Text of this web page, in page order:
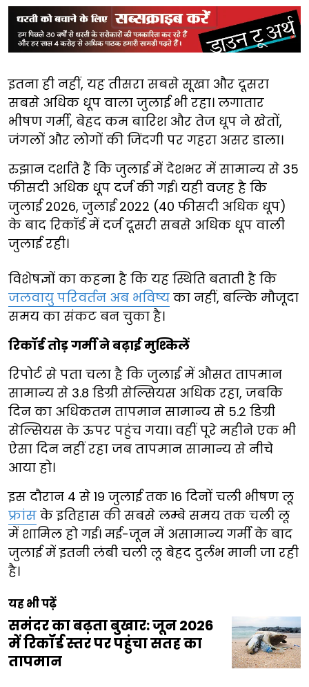
इतना ही नहीं, यह तीसरा सबसे सूखा और दूसरा
सबसे अधिक धूप वाला जुलाई भी रहा। लगातार
भीषण गर्मी, बेहद कम बारिश और तेज धूप ने खेतों,
जंगलों और लोगों की जिंदगी पर गहरा असर डाला।
रुझान दर्शाते हैं कि जुलाई में देशभर में सामान्य से 35
फीसदी अधिक धूप दर्ज की गई। यही वजह है कि
जुलाई 2026, जुलाई 2022 (40 फीसदी अधिक धूप)
के बाद रिकॉर्ड में दर्ज दूसरी सबसे अधिक धूप वाली
जुलाई रही।
विशेषज्ञों का कहना है कि यह स्थिति बताती है कि
जलवायु परिवर्तन अब भविष्य का नहीं, बल्कि मौजूदा
समय का संकट बन चुका है।
रिकॉर्ड तोड़ गर्मी ने बढ़ाई मुश्किलें
रिपोर्ट से पता चला है कि जुलाई में औसत तापमान
सामान्य से 3.8 डिग्री सेल्सियस अधिक रहा, जबकि
दिन का अधिकतम तापमान सामान्य से 5.2 डिग्री
सेल्सियस के ऊपर पहुंच गया। वहीं पूरे महीने एक भी
ऐसा दिन नहीं रहा जब तापमान सामान्य से नीचे
आया हो।
इस दौरान 4 से 19 जुलाई तक 16 दिनों चली भीषण लू
फ्रांस के इतिहास की सबसे लम्बे समय तक चली लू
में शामिल हो गई। मई-जून में असामान्य गर्मी के बाद
जुलाई में इतनी लंबी चली लू बेहद दुर्लभ मानी जा रही
है।
यह भी पढ़ें
समंदर का बढ़ता बुखार: जून 2026
में रिकॉर्ड स्तर पर पहुंचा सतह का
तापमान